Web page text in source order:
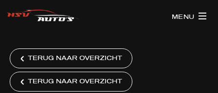
MENU
TERUG NAAR OVERZICHT
TERUG NAAR OVERZICHT